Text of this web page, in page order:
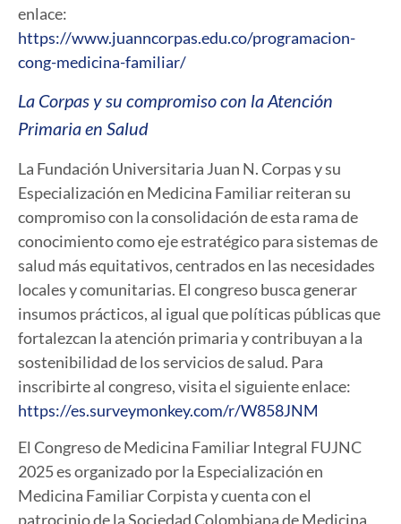
enlace:
https://www.juanncorpas.edu.co/programacion-
cong-medicina-familiar/
La Corpas y su compromiso con la Atención
Primaria en Salud
La Fundación Universitaria Juan N. Corpas y su
Especialización en Medicina Familiar reiteran su
compromiso con la consolidación de esta rama de
conocimiento como eje estratégico para sistemas de
salud más equitativos, centrados en las necesidades
locales y comunitarias. El congreso busca generar
insumos prácticos, al igual que políticas públicas que
fortalezcan la atención primaria y contribuyan a la
sostenibilidad de los servicios de salud. Para
inscribirte al congreso, visita el siguiente enlace:
https://es.surveymonkey.com/r/W858JNM
El Congreso de Medicina Familiar Integral FUJNC
2025 es organizado por la Especialización en
Medicina Familiar Corpista y cuenta con el
patrocinio de la Sociedad Colombiana de Medicina